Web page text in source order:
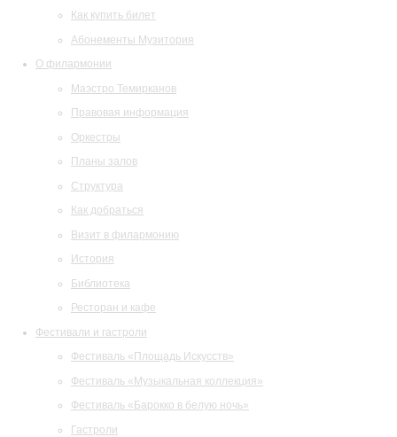
Как купить билет
Абонементы Музитория
О филармонии
Маэстро Темирканов
Правовая информация
Оркестры
Планы залов
Структура
Как добраться
Визит в филармонию
История
Библиотека
Ресторан и кафе
Фестивали и гастроли
Фестиваль «Площадь Искусств»
Фестиваль «Музыкальная коллекция»
Фестиваль «Барокко в белую ночь»
Гастроли